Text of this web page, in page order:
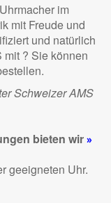
im
mit Freude und
und natürlich
mit ? Sie können
Schweizer AMS
bieten wir »
geeigneten Uhr.